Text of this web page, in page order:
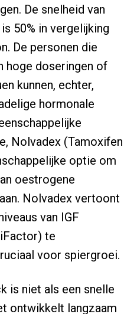
De snelheid van
50% in vergelijking
De personen die
hoge doseringen of
kunnen, echter,
hormonale
Nolvadex (Tamoxifen
optie om
oestrogene
Nolvadex vertoont
van IGF
te
voor spiergroei.
is niet als een snelle
ontwikkelt langzaam